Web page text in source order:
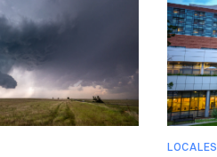
LOCALES